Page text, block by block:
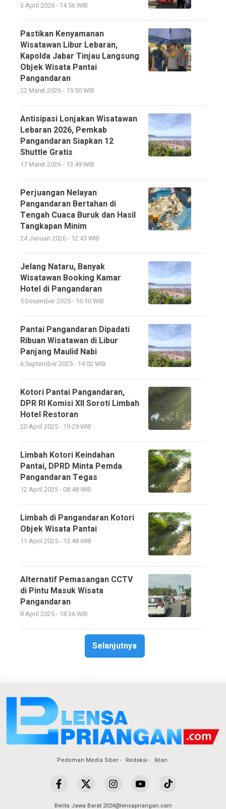
3 April 2026 - 14:56 WIB
Pastikan Kenyamanan
Wisatawan Libur Lebaran,
Kapolda Jabar Tinjau Langsung
Objek Wisata Pantai
Pangandaran
22 Maret 2026 - 15:50 WIB
Antisipasi Lonjakan Wisatawan
Lebaran 2026, Pemkab
Pangandaran Siapkan 12
Shuttle Gratis
17 Maret 2026 - 13:49 WIB
Perjuangan Nelayan
Pangandaran Bertahan di
Tengah Cuaca Buruk dan Hasil
Tangkapan Minim
24 Januari 2026 - 12:43 WIB
Jelang Nataru, Banyak
Wisatawan Booking Kamar
Hotel di Pangandaran
5 Desember 2025 - 16:10 WIB
Pantai Pangandaran Dipadati
Ribuan Wisatawan di Libur
Panjang Maulid Nabi
6 September 2025 - 14:02 WIB
Kotori Pantai Pangandaran,
DPR RI Komisi XII Soroti Limbah
Hotel Restoran
20 April 2025 - 19:29 WIB
Limbah Kotori Keindahan
Pantai, DPRD Minta Pemda
Pangandaran Tegas
12 April 2025 - 08:48 WIB
Limbah di Pangandaran Kotori
Objek Wisata Pantai
11 April 2025 - 13:48 WIB
Alternatif Pemasangan CCTV
di Pintu Masuk Wisata
Pangandaran
8 April 2025 - 18:36 WIB
Selanjutnya
Pedoman Media Siber Redaksi Iklan
Berita Jawa Barat 2024@lensapriangan.com